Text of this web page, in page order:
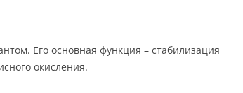
Его основная функция – стабилизация
окисления.